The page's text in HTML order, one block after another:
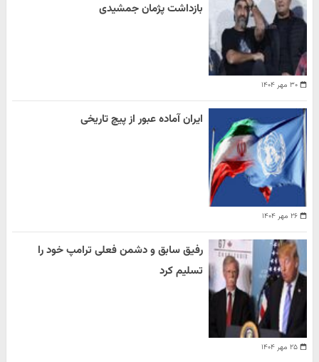
۳۰ مهر ۱۴۰۴
بازداشت پژمان جمشیدی
۲۶ مهر ۱۴۰۴
ایران آماده عبور از پیچ تاریخی
۲۵ مهر ۱۴۰۴
رفیق سابق و دشمن فعلی ترامپ خود را
تسلیم کرد